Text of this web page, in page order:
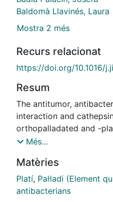
Baldomà Llavinés, Laura
Mostra 2 més
Recurs relacionat
https://doi.org/10.1016/
Resum
The antitumor,
interaction and
orthopalladated and -
[Pd(C,N)]2(μ-X)2 [X =
M = Pt, X = Cl (5)] are
orthometallated
compound 5 has been
Més...
Matèries
Platí, Pal·ladi (Element
antibacterians